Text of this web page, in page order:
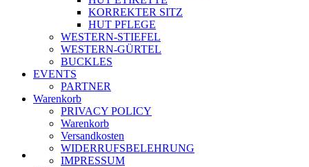
KORREKTER SITZ
HUT PFLEGE
WESTERN-STIEFEL
WESTERN-GÜRTEL
BUCKLES
EVENTS
PARTNER
Warenkorb
PRIVACY POLICY
Warenkorb
Versandkosten
WIDERRUFSBELEHRUNG
IMPRESSUM